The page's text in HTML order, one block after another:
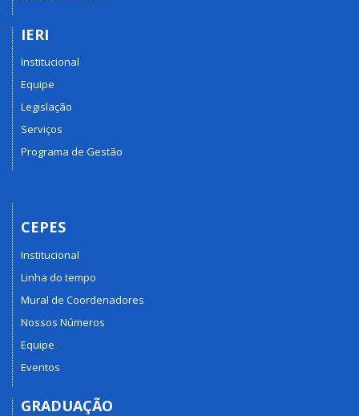
IERI
Institucional
Equipe
Legislação
Serviços
Programa de Gestão
CEPES
Institucional
Linha do tempo
Mural de Coordenadores
Nossos Números
Equipe
Eventos
GRADUAÇÃO